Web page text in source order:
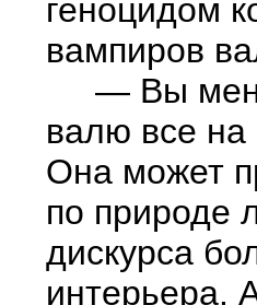
геноцидом
вампиров
— Вы меня
валю все на
Она может
по природе
дискурса
интерьера.